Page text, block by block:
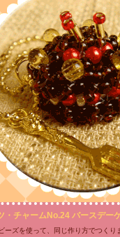
・チャームNo.24 バースデー
ーズを使って、同じ作り方でつくり